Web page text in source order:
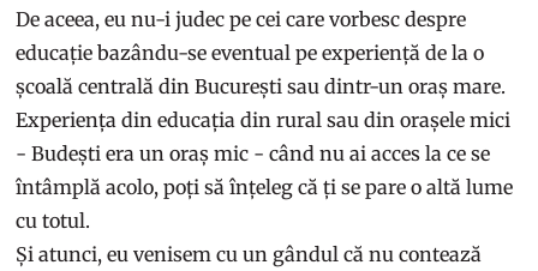
De aceea, eu nu-i judec pe cei care vorbesc despre
educație bazându-se eventual pe experiență de la o
școală centrală din București sau dintr-un oraș mare.
Experiența din educația din rural sau din orașele mici
- Budești era un oraș mic - când nu ai acces la ce se
întâmplă acolo, poți să înțeleg că ți se pare o altă lume
cu totul.
Și atunci, eu venisem cu un gândul că nu contează